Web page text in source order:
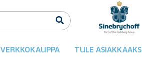
VERKKOKAUPPA TULE ASIAKKAAKSI